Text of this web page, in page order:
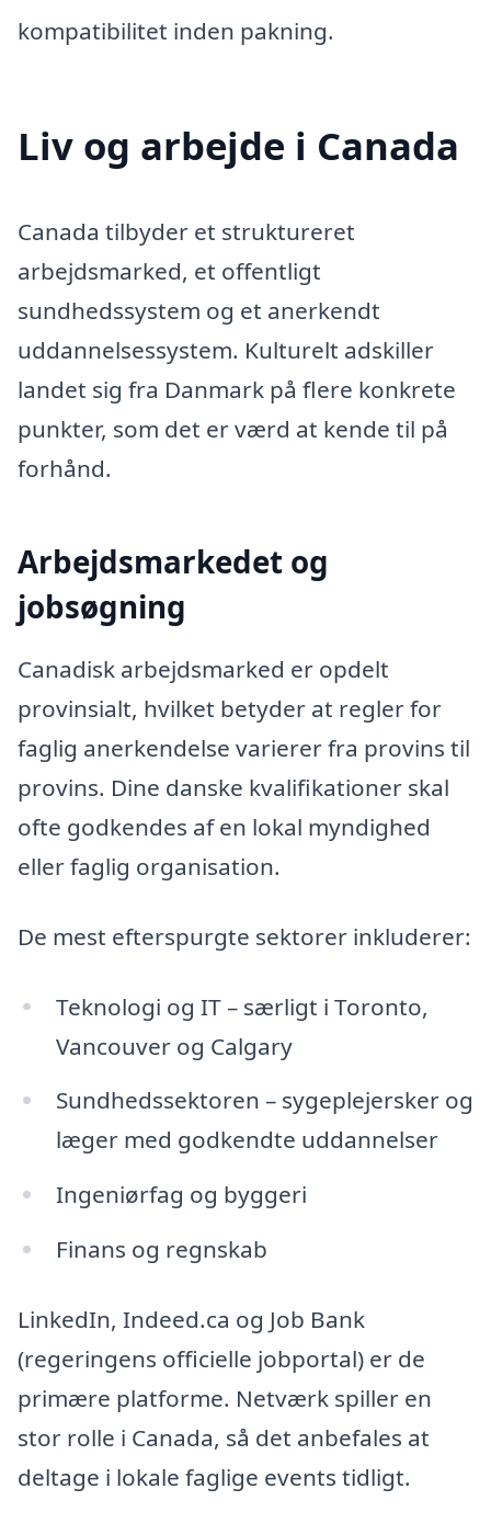
kompatibilitet inden pakning.
Liv og arbejde i Canada
Canada tilbyder et struktureret
arbejdsmarked, et offentligt
sundhedssystem og et anerkendt
uddannelsessystem. Kulturelt adskiller
landet sig fra Danmark på flere konkrete
punkter, som det er værd at kende til på
forhånd.
Arbejdsmarkedet og
jobsøgning
Canadisk arbejdsmarked er opdelt
provinsialt, hvilket betyder at regler for
faglig anerkendelse varierer fra provins til
provins. Dine danske kvalifikationer skal
ofte godkendes af en lokal myndighed
eller faglig organisation.
De mest efterspurgte sektorer inkluderer:
Teknologi og IT – særligt i Toronto,
Vancouver og Calgary
Sundhedssektoren – sygeplejersker og
læger med godkendte uddannelser
Ingeniørfag og byggeri
Finans og regnskab
LinkedIn, Indeed.ca og Job Bank
(regeringens officielle jobportal) er de
primære platforme. Netværk spiller en
stor rolle i Canada, så det anbefales at
deltage i lokale faglige events tidligt.